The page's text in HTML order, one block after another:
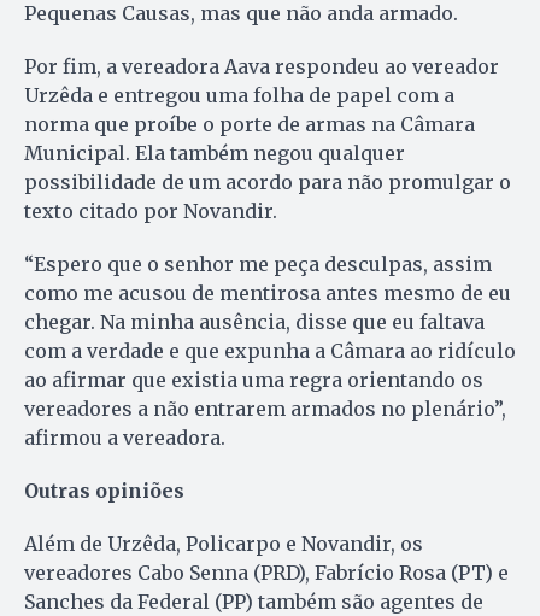
Pequenas Causas, mas que não anda armado.
Por fim, a vereadora Aava respondeu ao vereador
Urzêda e entregou uma folha de papel com a
norma que proíbe o porte de armas na Câmara
Municipal. Ela também negou qualquer
possibilidade de um acordo para não promulgar o
texto citado por Novandir.
“Espero que o senhor me peça desculpas, assim
como me acusou de mentirosa antes mesmo de eu
chegar. Na minha ausência, disse que eu faltava
com a verdade e que expunha a Câmara ao ridículo
ao afirmar que existia uma regra orientando os
vereadores a não entrarem armados no plenário”,
afirmou a vereadora.
Outras opiniões
Além de Urzêda, Policarpo e Novandir, os
vereadores Cabo Senna (PRD), Fabrício Rosa (PT) e
Sanches da Federal (PP) também são agentes de